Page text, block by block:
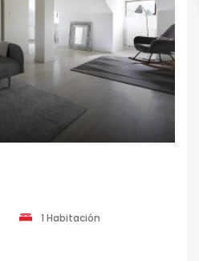
1 Habitación